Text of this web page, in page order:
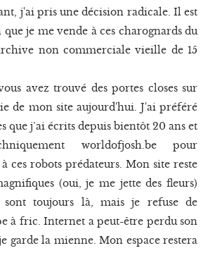
j'ai pris une décision radicale. Il est
je me vende à ces charognards du
non commerciale vieille de 15
avez trouvé des portes closes sur
de mon site aujourd'hui. J'ai préféré
que j’ai écrits depuis bientôt 20 ans et
worldofjosh.be pour
ces robots prédateurs. Mon site reste
(oui, je me jette des fleurs)
sont toujours là, mais je refuse de
à fric. Internet a peut-être perdu son
garde la mienne. Mon espace restera